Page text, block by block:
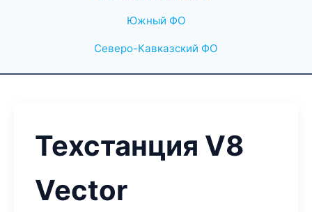
Южный ФО
Северо-Кавказский ФО
Техстанция V8
Vector